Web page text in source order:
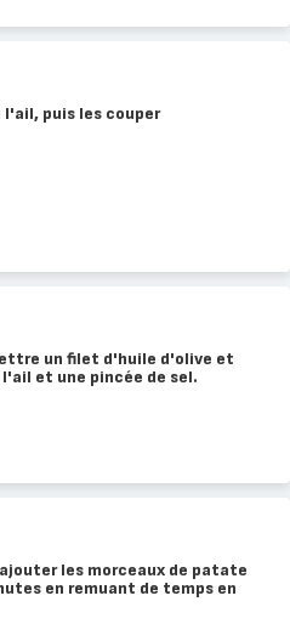
puis les couper
un filet d'huile d'olive et
et une pincée de sel.
les morceaux de patate
en remuant de temps en